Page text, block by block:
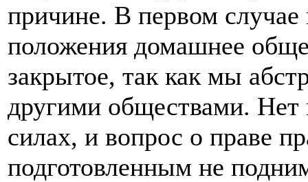
причине. В первом случае
положения домашнее
закрытое, так как мы
другими обществами.
силах, и вопрос о праве
подготовленным не